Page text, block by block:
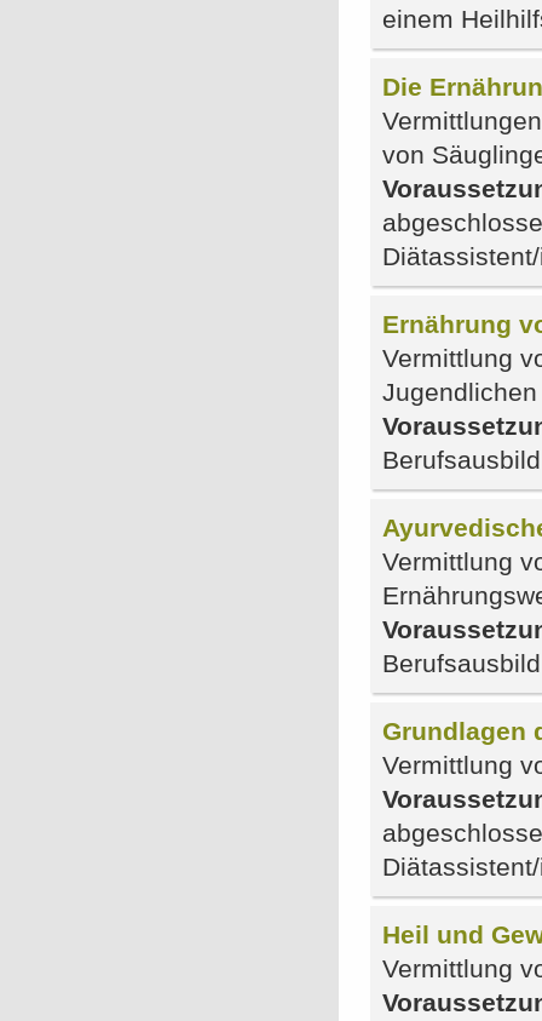
einem
Die
von
Ernährung
Vermittlung
Jugendlichen
Vermittlung
Grundlagen
Vermittlung
Heil und
Vermittlung